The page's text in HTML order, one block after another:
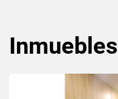
Inmuebles